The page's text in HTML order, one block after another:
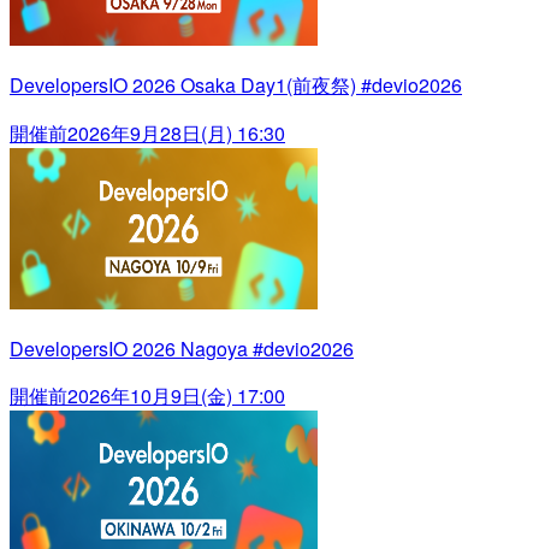
DevelopersIO 2026 Osaka Day1(前夜祭) #devio2026
開催前2026年9月28日(月) 16:30
DevelopersIO 2026 Nagoya #devio2026
開催前2026年10月9日(金) 17:00